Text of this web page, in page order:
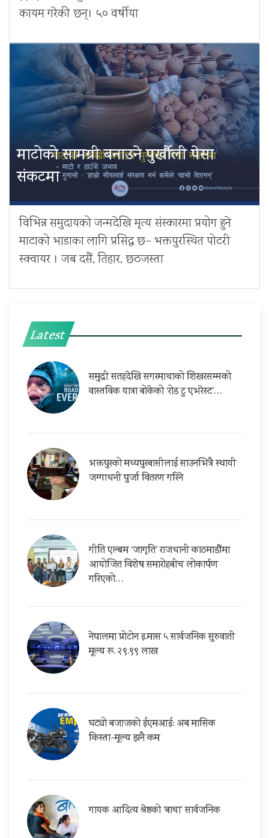
कायम गरेकी छन्। ५० वर्षीया
माटोको सामग्री बनाउने पुर्खौली पेसा
संकटमा
विभिन्न समुदायको जन्मदेखि मृत्य संस्कारमा प्रयोग हुने
माटाको भाडाका लागि प्रसिद्ध छ– भक्तपुरस्थित पोटरी
स्क्वायर । जब दसैं, तिहार, छठजस्ता
Latest
समुद्री सतहदेखि सगरमाथाको शिखरसम्मको
वास्तविक यात्रा बोकेको ‘रोड टु एभरेस्ट’…
भक्तपुरको मध्यपुरबासीलाई साउनभित्रै स्थायी
जग्गाधनी पुर्जा वितरण गरिने
गीति एल्बम ‘जागृति’ राजधानी काठमाडौंमा
आयोजित विशेष समारोहबीच लोकार्पण
गरिएको…
नेपालमा प्रोटोन इ.मास ५ सार्वजनिक सुरुवाती
मूल्य रू. २९.९९ लाख
घट्यो बजाजको ईएमआई: अब मासिक
किस्ता-मूल्य झनै कम
गायक आदित्य श्रेष्ठको ‘बाचा’ सार्वजनिक